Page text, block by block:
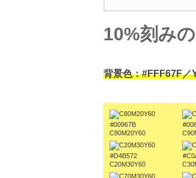
10%刻み
背景色：#FFF67F／
#00967B
C80M20Y60
#D4B572
C20M30Y60